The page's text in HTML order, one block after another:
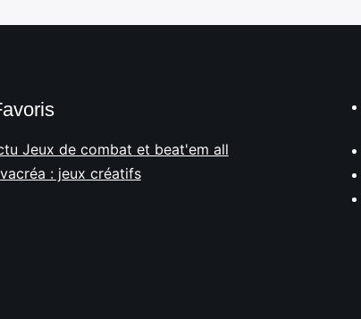
Jeux de combat et beat'em all
: jeux créatifs